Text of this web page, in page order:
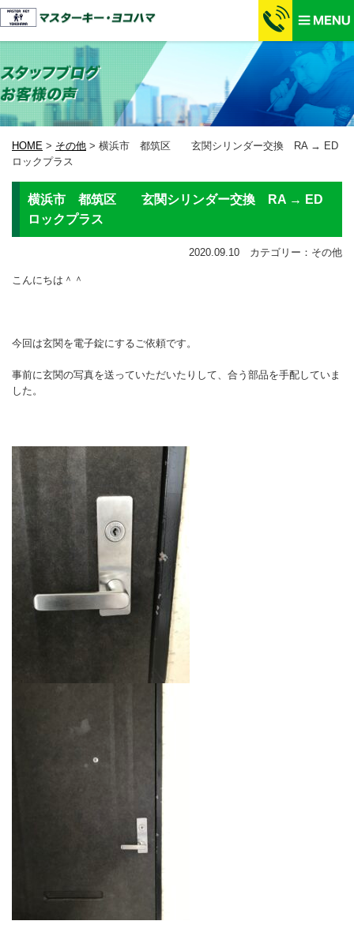
HOME > その他 > 横浜市 都筑区 玄関シリンダー交換 RA → ED
ロックプラス
横浜市 都筑区 玄関シリンダー交換 RA → ED
ロックプラス
2020.09.10 カテゴリー：その他
こんにちは＾＾
今回は玄関を電子錠にするご依頼です。
事前に玄関の写真を送っていただいたりして、合う部品を手配していま
した。